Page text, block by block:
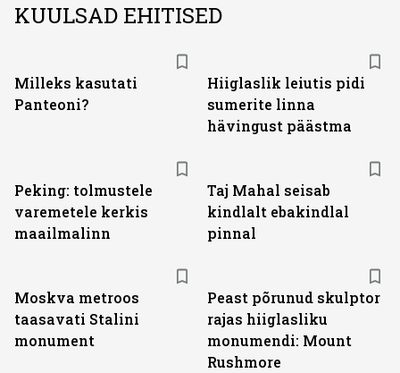
KUULSAD EHITISED
Milleks kasutati
Panteoni?
Hiiglaslik leiutis pidi
sumerite linna
hävingust päästma
Peking: tolmustele
varemetele kerkis
maailmalinn
Taj Mahal seisab
kindlalt ebakindlal
pinnal
Moskva metroos
taasavati Stalini
monument
Peast põrunud skulptor
rajas hiiglasliku
monumendi: Mount
Rushmore